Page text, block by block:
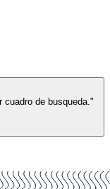
cuadro de busqueda."